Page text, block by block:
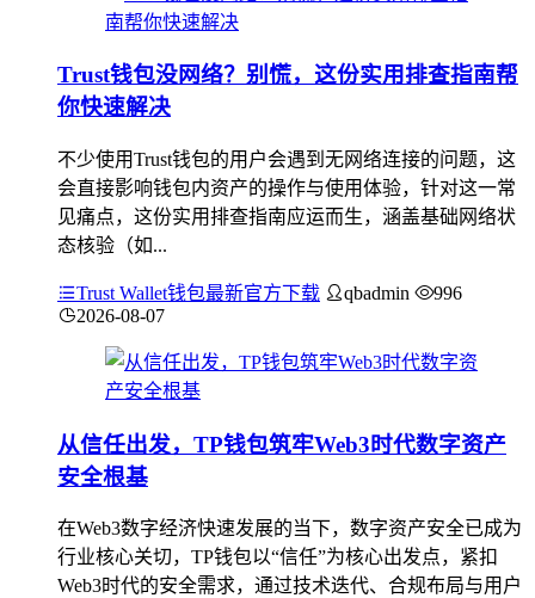
Trust钱包没网络？别慌，这份实用排查指南帮
你快速解决
不少使用Trust钱包的用户会遇到无网络连接的问题，这
会直接影响钱包内资产的操作与使用体验，针对这一常
见痛点，这份实用排查指南应运而生，涵盖基础网络状
态核验（如...
Trust Wallet钱包最新官方下载 qbadmin
996
2026-08-07
从信任出发，TP钱包筑牢Web3时代数字资产
安全根基
在Web3数字经济快速发展的当下，数字资产安全已成为
行业核心关切，TP钱包以“信任”为核心出发点，紧扣
Web3时代的安全需求，通过技术迭代、合规布局与用户